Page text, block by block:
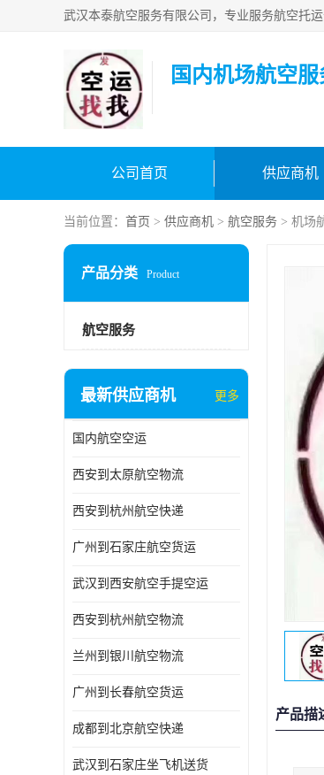
国内机场航空服
公司首页 供应商机
当前位置： 首页 > 供应商机 > 航空服务 > 机场
产品分类 Product
航空服务
最新供应商机 更多
国内航空空运
西安到太原航空物流
西安到杭州航空快递
广州到石家庄航空货运
武汉到西安航空手提空运
西安到杭州航空物流
兰州到银川航空物流
广州到长春航空货运
成都到北京航空快递
武汉到石家庄坐飞机送货
产品描